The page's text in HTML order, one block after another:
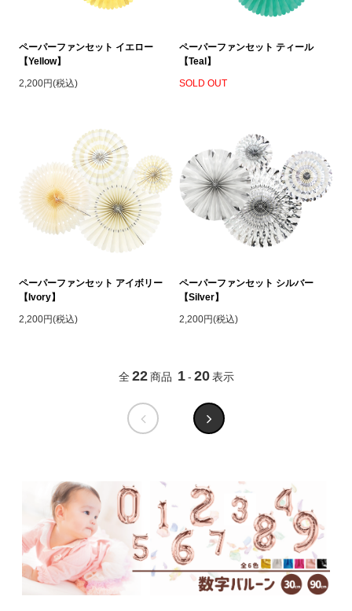
ペーパーファンセット イエロー
【Yellow】
2,200円(税込)
ペーパーファンセット ティール
【Teal】
SOLD OUT
ペーパーファンセット アイボリー
【Ivory】
2,200円(税込)
ペーパーファンセット シルバー
【Silver】
2,200円(税込)
全 22 商品 1 - 20 表示